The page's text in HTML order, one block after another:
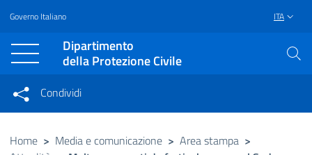
Vai al contenuto principale
Raggiungi il piè di pagina
Governo Italiano ITA
Dipartimento
della Protezione Civile
Condividi su Facebook
Condividi su Twitter
Condividi
Condividi sui social network
Home > Media e comunicazione > Area stampa >